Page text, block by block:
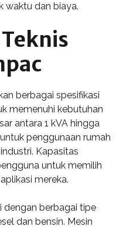
waktu dan biaya.
berbagai spesifikasi
memenuhi kebutuhan
antara 1 kVA hingga
penggunaan rumah
Kapasitas
untuk memilih
mereka.
dengan berbagai tipe
dan bensin. Mesin